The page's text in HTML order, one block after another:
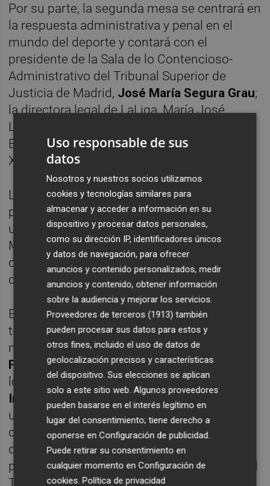
Por su parte, la segunda mesa se centrará en
la respuesta administrativa y penal en el
mundo del deporte y contará con el
presidente de la Sala de lo Contencioso-
Administrativo del Tribunal Superior de
Justicia de Madrid, José María Segura Grau;
la directora legal de LaLiga, María José
López; y
Estatal contra la Violencia, el Racismo, la
Xenofobia y la Intolerancia en el Deporte.
La primera jornada se completará con una
ponencia sobre actuaciones preventivas y
una visita al estadio Riyadh Air
Metropolitano, donde los asistentes
conocerán el funcionamiento de la sala de
control operativa durante los partidos.
El 10 de junio el foco se desplazará al
tránsito de la vía administrativa a la penal. El
magistradoDiego Fernando Acosta
Fernández, instructor del caso abierto por
los insultos racistas que sufrió el jugador
Iñaki Williams
en 2020, abrirá la sesión con
una ponencia sobre esta cuestión, antes de
que una mesa redonda examine el margen
de mejora de la respuesta administrativa y
penal, con la intervención del magistrado del
Tribunal SupremoEduardo de Porres Ortiz
Uso responsable de sus
datos
Nosotros y nuestros socios utilizamos
cookies y tecnologías similares para
almacenar y acceder a información en su
dispositivo y procesar datos personales,
como su dirección IP, identificadores únicos
y datos de navegación, para ofrecer
anuncios y contenido personalizados, medir
anuncios y contenido, obtener información
sobre la audiencia y mejorar los servicios.
Proveedores de terceros (1913) también
pueden procesar sus datos para estos y
otros fines, incluido el uso de datos de
geolocalización precisos y características
del dispositivo. Sus elecciones se aplican
solo a este sitio web. Algunos proveedores
pueden basarse en el interés legítimo en
lugar del consentimiento; tiene derecho a
oponerse enConfiguración de publicidad.
Puede retirar su consentimiento en
cualquier momento enConfiguración de
cookies.Política de privacidad